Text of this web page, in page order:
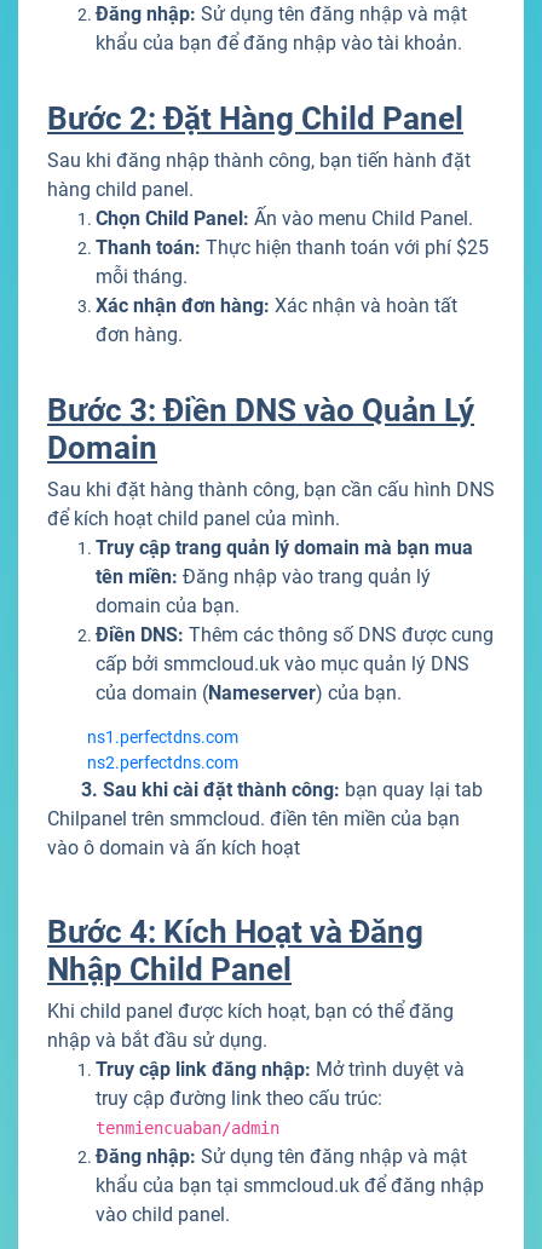
Đăng nhập: Sử dụng tên đăng nhập và mật
khẩu của bạn để đăng nhập vào tài khoản.
Bước 2: Đặt Hàng Child Panel
Sau khi đăng nhập thành công, bạn tiến hành đặt
hàng child panel.
Chọn Child Panel: Ấn vào menu Child Panel.
Thanh toán: Thực hiện thanh toán với phí $25
mỗi tháng.
Xác nhận đơn hàng: Xác nhận và hoàn tất
đơn hàng.
Bước 3: Điền DNS vào Quản Lý
Domain
Sau khi đặt hàng thành công, bạn cần cấu hình DNS
để kích hoạt child panel của mình.
Truy cập trang quản lý domain mà bạn mua
tên miền: Đăng nhập vào trang quản lý
domain của bạn.
Điền DNS: Thêm các thông số DNS được cung
cấp bởi smmcloud.uk vào mục quản lý DNS
của domain (Nameserver) của bạn.
ns1.perfectdns.com
ns2.perfectdns.com
3. Sau khi cài đặt thành công: bạn quay lại tab
Chilpanel trên smmcloud. điền tên miền của bạn
vào ô domain và ấn kích hoạt
Bước 4: Kích Hoạt và Đăng
Nhập Child Panel
Khi child panel được kích hoạt, bạn có thể đăng
nhập và bắt đầu sử dụng.
Truy cập link đăng nhập: Mở trình duyệt và
truy cập đường link theo cấu trúc:
tenmiencuaban/admin
Đăng nhập: Sử dụng tên đăng nhập và mật
khẩu của bạn tại smmcloud.uk để đăng nhập
vào child panel.